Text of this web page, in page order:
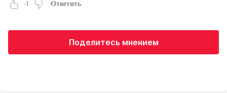
-1 Ответить
Поделитесь мнением